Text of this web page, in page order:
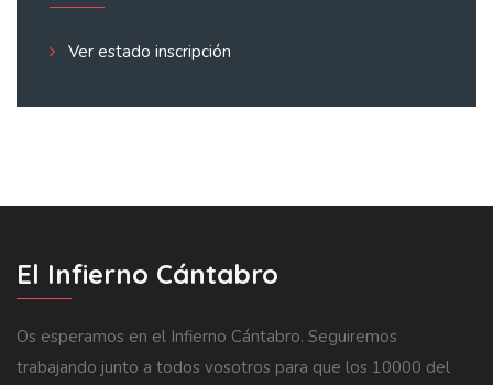
Ver estado inscripción
El Infierno Cántabro
Os esperamos en el Infierno Cántabro. Seguiremos
trabajando junto a todos vosotros para que los 10000 del